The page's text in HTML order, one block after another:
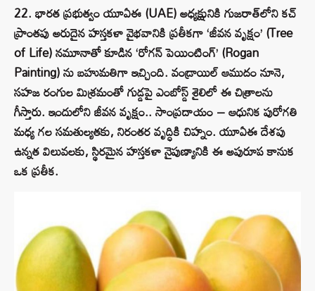
22. భారత ప్రభుత్వం యూఏఈ (UAE) అధ్యక్షునికి గుజరాత్‌లోని కచ్
ప్రాంతపు అరుదైన హస్తకళా వైభవానికి ప్రతీకగా ‘జీవన వృక్షం’ (Tree
of Life) నమూనాతో కూడిన ‘రోగన్ పెయింటింగ్’ (Rogan
Painting) ను బహుమతిగా ఇచ్చింది. వండ్రాయిల్ ఆముదం నూనె,
సహజ రంగుల మిశ్రమంతో గుడ్డపై ఎంబోస్డ్ శైలిలో ఈ చిత్రాలను
గీస్తారు. ఇందులోని జీవన వృక్షం.. సాంప్రదాయం – ఆధునిక పురోగతి
మధ్య గల సమతుల్యతకు, నిరంతర వృద్ధికి చిహ్నం. యూఏఈ దేశపు
ఉన్నత విలువలకు, స్థిరమైన హస్తకళా నైపుణ్యానికి ఈ అపురూప కానుక
ఒక ప్రతీక.